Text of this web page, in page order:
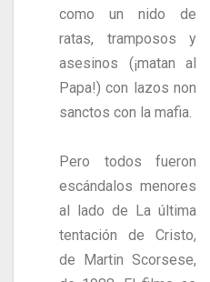
como un nido de
ratas, tramposos y
asesinos (¡matan al
Papa!) con lazos non
sanctos con la mafia.
Pero todos fueron
escándalos menores
al lado de La última
tentación de Cristo,
de Martin Scorsese,